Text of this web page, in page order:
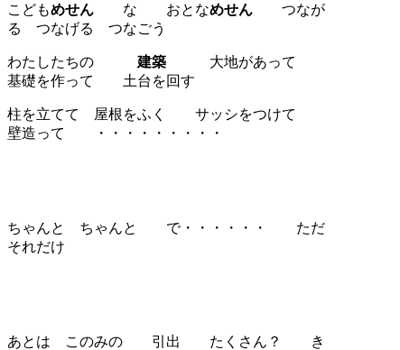
こどもめせん な おとなめせん つなが
る つなげる つなごう
わたしたちの 建築 大地があって
基礎を作って 土台を回す
柱を立てて 屋根をふく サッシをつけて
壁造って ・・・・・・・・・
ちゃんと ちゃんと で・・・・・・ ただ
それだけ
あとは このみの 引出 たくさん？ き